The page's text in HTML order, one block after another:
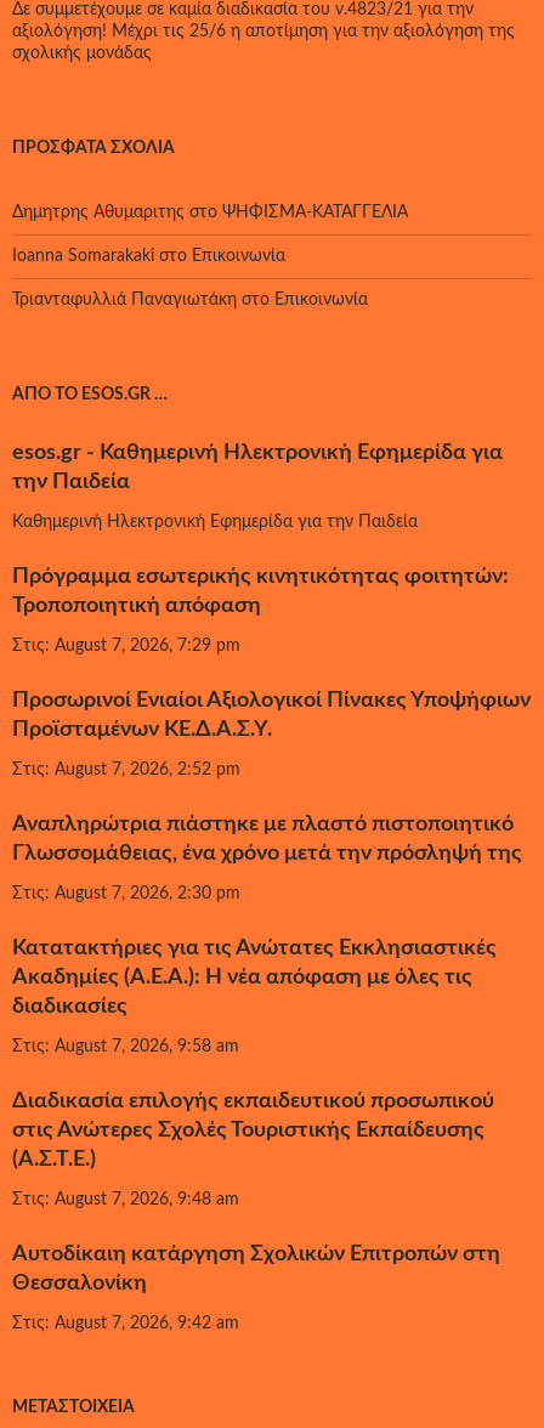
Δε συμμετέχουμε σε καμία διαδικασία του ν.4823/21 για την
αξιολόγηση! Μέχρι τις 25/6 η αποτίμηση για την αξιολόγηση της
σχολικής μονάδας
ΠΡΌΣΦΑΤΑ ΣΧΌΛΙΑ
Δημητρης Αθυμαριτης στο ΨΗΦΙΣΜΑ-ΚΑΤΑΓΓΕΛΙΑ
Ioanna Somarakaki στο Επικοινωνία
Τριανταφυλλιά Παναγιωτάκη στο Επικοινωνία
ΑΠΌ ΤΟ ESOS.GR …
esos.gr - Καθημερινή Ηλεκτρονική Εφημερίδα για
την Παιδεία
Καθημερινή Ηλεκτρονική Εφημερίδα για την Παιδεία
Πρόγραμμα εσωτερικής κινητικότητας φοιτητών:
Τροποποιητική απόφαση
Στις: August 7, 2026, 7:29 pm
Προσωρινοί Ενιαίοι Αξιολογικοί Πίνακες Υποψήφιων
Προϊσταμένων ΚΕ.Δ.Α.Σ.Υ.
Στις: August 7, 2026, 2:52 pm
Αναπληρώτρια πιάστηκε με πλαστό πιστοποιητικό
Γλωσσομάθειας, ένα χρόνο μετά την πρόσληψή της
Στις: August 7, 2026, 2:30 pm
Κατατακτήριες για τις Ανώτατες Εκκλησιαστικές
Ακαδημίες (Α.Ε.Α.): Η νέα απόφαση με όλες τις
διαδικασίες
Στις: August 7, 2026, 9:58 am
Διαδικασία επιλογής εκπαιδευτικού προσωπικού
στις Ανώτερες Σχολές Τουριστικής Εκπαίδευσης
(Α.Σ.Τ.Ε.)
Στις: August 7, 2026, 9:48 am
Αυτοδίκαιη κατάργηση Σχολικών Επιτροπών στη
Θεσσαλονίκη
Στις: August 7, 2026, 9:42 am
ΜΕΤΑΣΤΟΙΧΕΊΑ